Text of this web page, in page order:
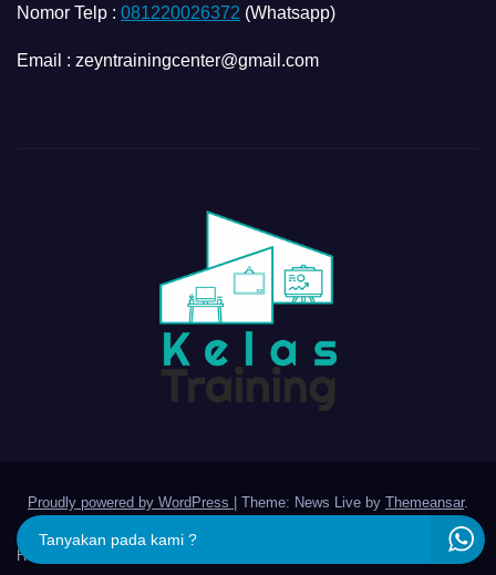
Nomor Telp : 081220026372 (Whatsapp)
Email : zeyntrainingcenter@gmail.com
Proudly powered by WordPress Theme: News Live by Themeansar.
Home
Tanyakan pada kami ?